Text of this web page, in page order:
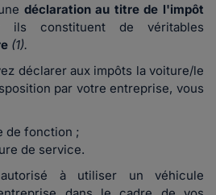
déclaration au titre de l'impôt
constituent de véritables
(1).
déclarer aux impôts la voiture/le
par votre entreprise, vous
de fonction ;
de service.
à utiliser un véhicule